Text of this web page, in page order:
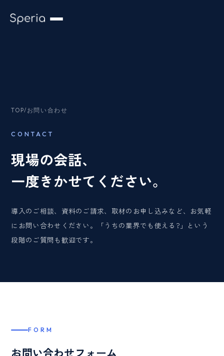
TOP/ お問い合わせ
CONTACT
現場の会話、
一度きかせてください。
導入のご相談、資料のご請求、取材のお申し込みなど、お気軽
にお問い合わせください。「うちの業界でも使える?」という
段階のご質問も歓迎です。
FORM
お問い合わせフォーム